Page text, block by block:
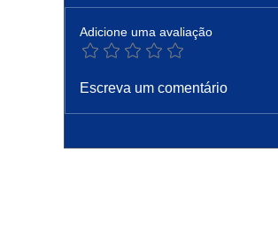
Hoje a Igreja celebra são
Adicione uma avaliação
Escreva um comentário